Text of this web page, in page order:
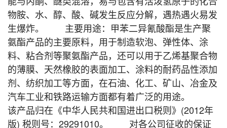
物胺、水、醇、酸、碱发生反应分解，遇热遇火易发
生爆炸。 主要用途：甲苯二异氰酸酯是生产聚
氨酯产品的主要原料，用于制造软泡、弹性体、涂
料、粘合剂等聚氨酯产品，还可以用于乙烯基聚合物
的薄膜、天然橡胶的表面加工、涂料的耐药品性添加
剂、纺织加工等方面，在石油、化工、矿山、冶金及
汽车工业和铁路运输方面都有着广泛的用途。
该产品归在《中华人民共和国进出口税则》(2012年
版) 税则号：29291010。 对各公司征收的保证